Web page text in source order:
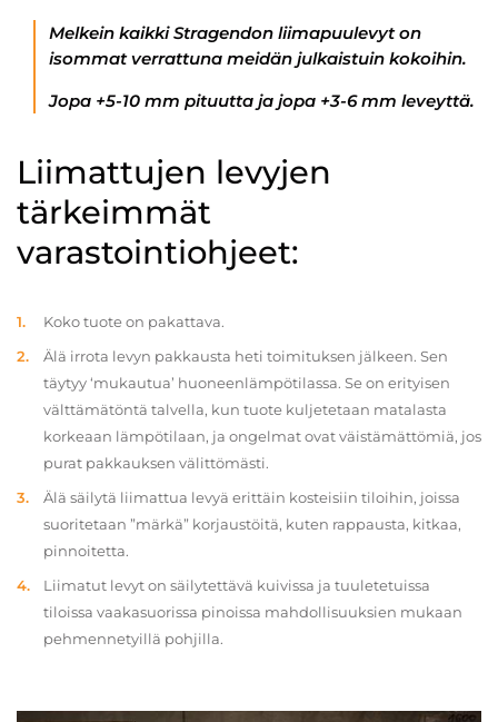
Melkein kaikki Stragendon liimapuulevyt on
isommat verrattuna meidän julkaistuin kokoihin.
Jopa +5-10 mm pituutta ja jopa +3-6 mm leveyttä.
Liimattujen levyjen
tärkeimmät
varastointiohjeet:
Koko tuote on pakattava.
Älä irrota levyn pakkausta heti toimituksen jälkeen. Sen
täytyy ‘mukautua’ huoneenlämpötilassa. Se on erityisen
välttämätöntä talvella, kun tuote kuljetetaan matalasta
korkeaan lämpötilaan, ja ongelmat ovat väistämättömiä, jos
purat pakkauksen välittömästi.
Älä säilytä liimattua levyä erittäin kosteisiin tiloihin, joissa
suoritetaan ”märkä” korjaustöitä, kuten rappausta, kitkaa,
pinnoitetta.
Liimatut levyt on säilytettävä kuivissa ja tuuletetuissa
tiloissa vaakasuorissa pinoissa mahdollisuuksien mukaan
pehmennetyillä pohjilla.